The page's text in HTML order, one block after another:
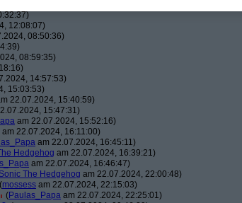
12:08:07)
08:50:36)
08:59:35)
14:57:53)
15:03:53)
22.07.2024, 15:40:59)
15:47:31)
am 22.07.2024, 15:52:16)
am 22.07.2024, 16:11:00)
am 22.07.2024, 16:45:11)
Hedgehog am 22.07.2024, 16:39:21)
am 22.07.2024, 16:46:47)
Sonic The Hedgehog am 22.07.2024, 22:00:48)
(mossess am 22.07.2024, 22:15:03)
(Paulas_Papa am 22.07.2024, 22:25:01)